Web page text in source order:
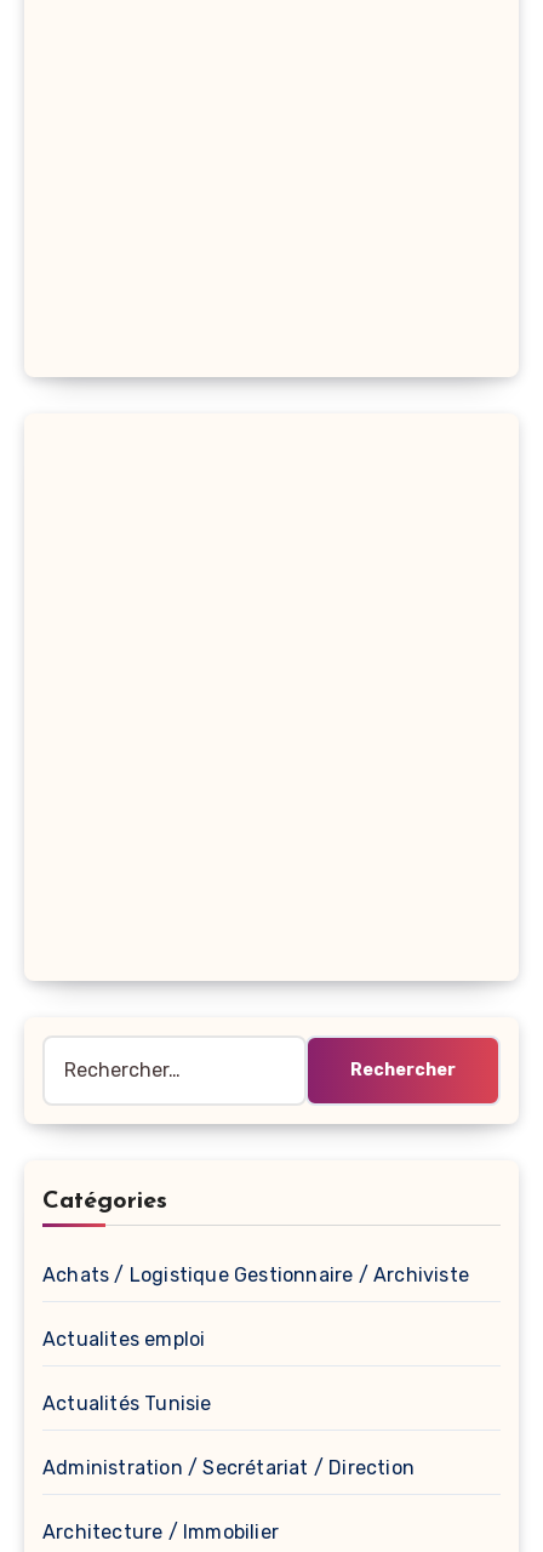
Catégories
Achats / Logistique Gestionnaire / Archiviste
Actualites emploi
Actualités Tunisie
Administration / Secrétariat / Direction
Architecture / Immobilier